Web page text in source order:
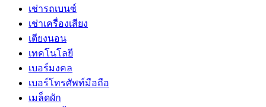
เช่ารถเบนซ์
เช่าเครื่องเสียง
เตียงนอน
เทคโนโลยี
เบอร์มงคล
เบอร์โทรศัพท์มือถือ
เมล็ดผัก